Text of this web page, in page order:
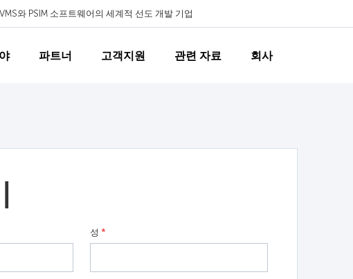
와 PSIM 소프트웨어의 세계적 선도 개발 기업
파트너 고객지원 관련 자료 회사
성 *